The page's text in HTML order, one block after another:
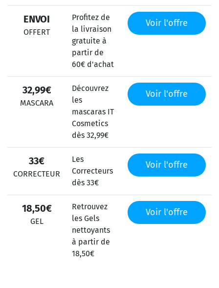
ENVOI
OFFERT
Profitez de
la livraison
gratuite à
partir de
60€ d'achat
Voir l'offre
32,99€
MASCARA
Découvrez
les
mascaras IT
Cosmetics
dès 32,99€
Voir l'offre
33€
CORRECTEUR
Les
Correcteurs
dès 33€
Voir l'offre
18,50€
GEL
Retrouvez
les Gels
nettoyants
à partir de
18,50€
Voir l'offre